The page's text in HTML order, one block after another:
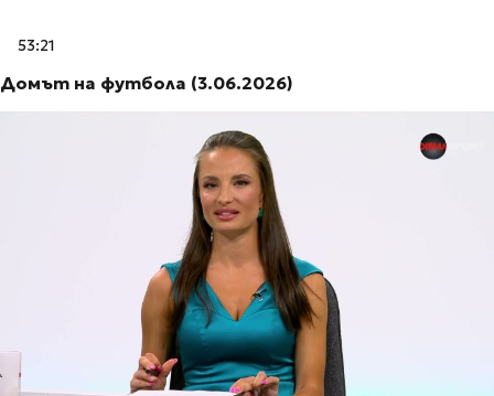
53:21
Домът на футбола (3.06.2026)